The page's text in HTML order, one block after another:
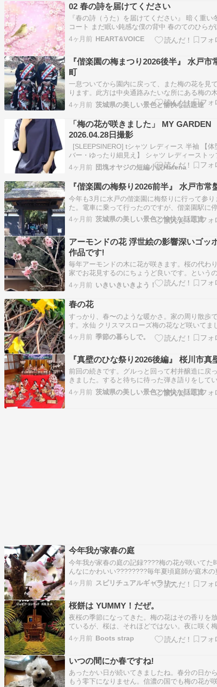
咲き誇るように満開だったチューリップも散り
02 春の詩を届けてください
『春の詩（うた）を届けてください』 暗く重い
コート まだ眠い鈍感な僕の背中 春のてのひらが
ぽかと やさしい陽だまりをつくる バス停の前の
から ひらひらと鼻先をくすぐる 梅の花の香り
やく春の詩 どこからか鶯の リ…
4ヶ月前 HEART&VOICE
『偕楽園の梅まつり2026後半』 水戸市
町
一息ついてから園内に戻って、また梅の花を見
ります。此方は中央通路みたいな所にある梅の
な？偕楽園名物の好文亭。今回は入りませんで
が、230円払うと中に入れます。(小人と70歳以
約半額、障害者は障害者手帳を提示すれば無料)
らくのんびりしていると、水戸の梅大使が登…
4ヶ月前 茨城県の美しい景色と愉快な話題達
「梅の花が咲きました」 MY GARDEN
2026.04.28日撮影
[SLEEPSINERO] tシャツ レディース 半袖 【体
バー・ゆったり細見え】 シャツ レディーストッ
春 夏 クルーネック 大きいサイズ 吸汗速乾 通気
痩せ オーバーサイズ レディース夏服 カットソ
ング 5分袖 おしゃれ (XL,ネイビー) SLEEP…
4ヶ月前 団塊オヤジの短編小説Hatena
『偕楽園の梅祭り2026前半』 水戸市常
今年も3月に水戸の偕楽園に梅祭りに行って参り
た。電車に乗って行ったのですが、偕楽園駅に
するのかと思っていたらスルーして水戸駅まで
てしまった為、歩いて行くのも面倒なので仕方
いました。裏門から入場券を入手して中に入り
す…
4ヶ月前 茨城県の美しい景色と愉快な話題達
アーモンドの花 浮世絵の影響深いゴッ
作品です!
毎年アーモンドの木に花が咲きます。桜の代わ
家でお花見するのにちょうど良いです。という
は、桜は何年もすると大木になってしまうので
な家には植えられませんが、アーモンドの木は
大きくならないので安心なのです。15年以上経
もこんなものです。アーモンドの木と言えば、
ホの…
4ヶ月前 いきいきいきよう！
春の花
すっかり、春〜のような暖かさ。家の周り散歩
す。水仙 クリスマスローズ梅の花など咲いてま
た〜。
4ヶ月前 季節の暮らしで。
『真壁のひな祭り2026後編』 桜川市真
前回の続きです。グルっと回って村井醸造に戻
きました。すると待ちに待った弾き語りをして
のぶさんが登場しました。つくば市出身の方で
本各地に世界各地に飛び回って弾き語りをして
4ヶ月前 茨城県の美しい景色と愉快な話題達
今年我が家春の庭
今年我が家春の庭の記録????梅の花が咲いてた
んなにかわいい????????毎年夏頃庭師が庭木の
にやってきます。なのでこの梅の木は近隣さん
域に伸ばさないようにバッサリ切られています
レンギョウの花❤️雪柳の花✨✨現在花…
4ヶ月前 スピリチュアルギャラリー
桜餅は YUMMY！だぜ。
夜桜の季節になってきた。梅の花はその香りを
ているが、桜は、それほどではない。夜に咲く
花を詠んだ歌「春の夜の闇はあやなし梅の花 色
見えね香やは隠るる」これは、『古今集』に収
で、この意味は「春の夜の闇は何とも不思議だ
梅…
4ヶ月前 Boots strap
いつの間にか春ですね!
あったかい日が続いてきましたね。春分の日か
もう零下になりません。信濃の国でも梅の花が